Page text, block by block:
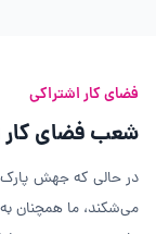
فضای کار اشتراکی
شعب فضای
در حالی که جهش پارک
می‌شکند، ما همچنان